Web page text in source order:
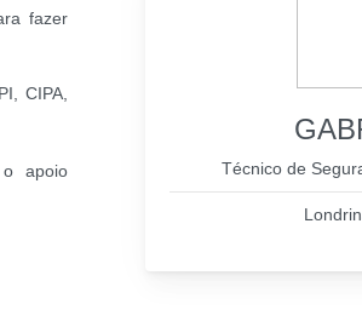
fazer
CIPA,
o apoio
Técnico de